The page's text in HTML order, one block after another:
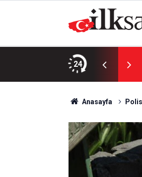
24
hamlesine imza attık
Anasayfa